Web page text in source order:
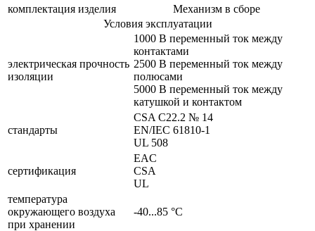
комплектация изделия
Механизм в сборе
Условия эксплуатации
электрическая прочность
изоляции
1000 В переменный ток между
контактами
2500 В переменный ток между
полюсами
5000 В переменный ток между
катушкой и контактом
стандарты
CSA C22.2 № 14
EN/IEC 61810-1
UL 508
сертификация
EAC
CSA
UL
температура
окружающего воздуха
при хранении
-40...85 °C